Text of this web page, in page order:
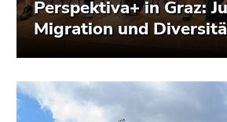
Perspektiva+ in Graz:
Migration und